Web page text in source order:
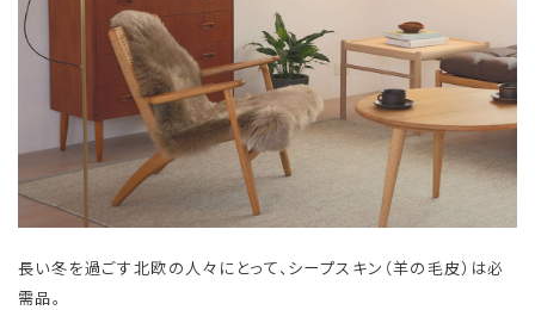
長い冬を過ごす北欧の人々にとって、シープスキン（羊の毛皮）は必
需品。